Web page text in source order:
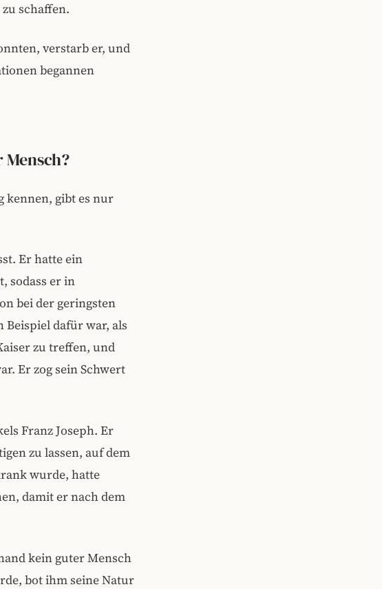
schaffen.
verstarb er, und
begannen
kennen, gibt es nur
Er hatte ein
sodass er in
bei der geringsten
dafür war, als
zu treffen, und
Er zog sein Schwert
Franz Joseph. Er
zu lassen, auf dem
wurde, hatte
damit er nach dem
kein guter Mensch
bot ihm seine Natur